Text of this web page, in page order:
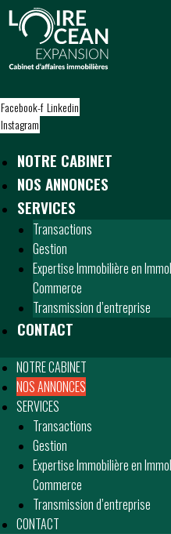
o
c
o
t
e
t
Facebook-f Linkedin
Instagram
NOTRE CABINET
NOS ANNONCES
SERVICES
Transactions
Gestion
Expertise Immobilière en
Commerce
Transmission d’entreprise
CONTACT
NOTRE CABINET
NOS ANNONCES
SERVICES
Transactions
Gestion
Expertise Immobilière en
Commerce
Transmission d’entreprise
CONTACT